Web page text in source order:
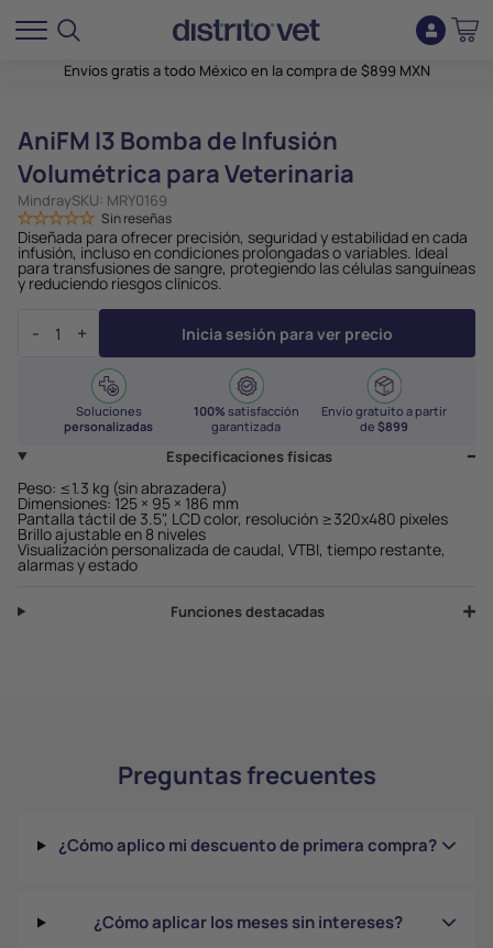
Envíos gratis a todo México en la compra de $899 MXN
AniFM I3 Bomba de Infusión
Volumétrica para Veterinaria
MindraySKU: MRY0169
Sin reseñas
Diseñada para ofrecer precisión, seguridad y estabilidad en cada
infusión, incluso en condiciones prolongadas o variables. Ideal
para transfusiones de sangre, protegiendo las células sanguíneas
y reduciendo riesgos clínicos.
- + Inicia sesión para ver precio
Soluciones
personalizadas
100% satisfacción
garantizada
Envío gratuito a partir
de$899
Especificaciones físicas
Peso: ≤1.3 kg (sin abrazadera)
Dimensiones: 125 × 95 × 186 mm
Pantalla táctil de 3.5", LCD color, resolución ≥320x480 píxeles
Brillo ajustable en 8 niveles
Visualización personalizada de caudal, VTBI, tiempo restante,
alarmas y estado
Funciones destacadas
Preguntas frecuentes
¿Cómo aplico mi descuento de primera compra?
¿Cómo aplicar los meses sin intereses?